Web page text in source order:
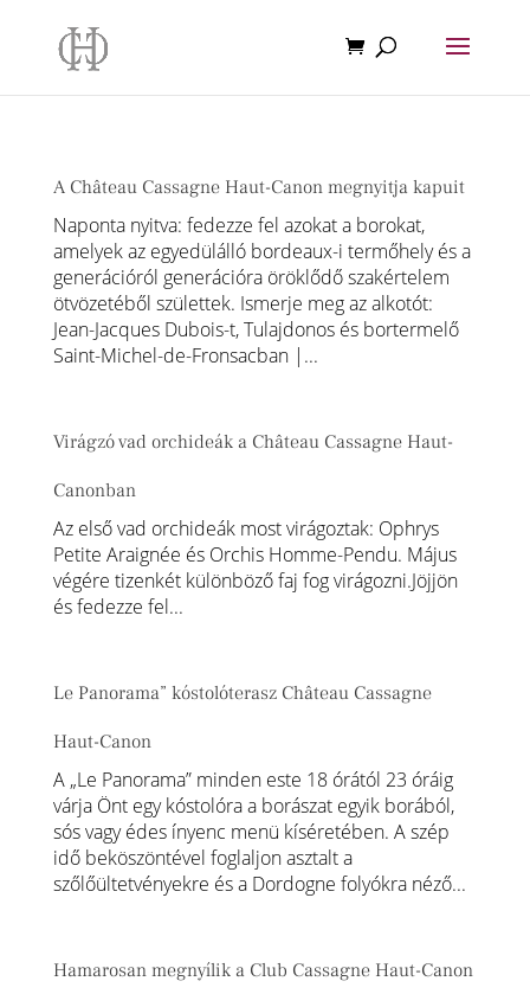
A Château Cassagne Haut-Canon megnyitja kapuit
Naponta nyitva: fedezze fel azokat a borokat,
amelyek az egyedülálló bordeaux-i termőhely és a
generációról generációra öröklődő szakértelem
ötvözetéből születtek. Ismerje meg az alkotót:
Jean-Jacques Dubois-t, Tulajdonos és bortermelő
Saint-Michel-de-Fronsacban |...
Virágzó vad orchideák a Château Cassagne Haut-
Canonban
Az első vad orchideák most virágoztak: Ophrys
Petite Araignée és Orchis Homme-Pendu. Május
végére tizenkét különböző faj fog virágozni.Jöjjön
és fedezze fel...
Le Panorama” kóstolóterasz Château Cassagne
Haut-Canon
A „Le Panorama” minden este 18 órától 23 óráig
várja Önt egy kóstolóra a borászat egyik borából,
sós vagy édes ínyenc menü kíséretében. A szép
idő beköszöntével foglaljon asztalt a
szőlőültetvényekre és a Dordogne folyókra néző...
Hamarosan megnyílik a Club Cassagne Haut-Canon